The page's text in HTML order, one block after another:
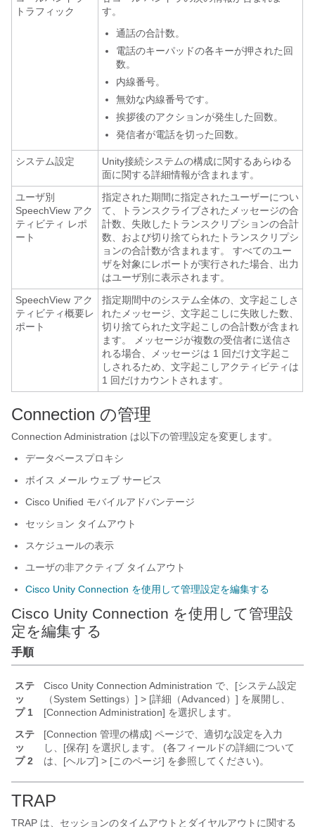
トラフィック
す。
通話の合計数。
電話のキーパッドの各キーが押された回
数。
内線番号。
無効な内線番号です。
挨拶後のアクションが発生した回数。
発信者が電話を切った回数。
システム設定
Unity接続システムの構成に関するあらゆる
面に関する詳細情報が含まれます。
ユーザ別
SpeechView アク
ティビティ レポ
ート
指定された期間に指定されたユーザーについ
て、トランスクライブされたメッセージの合
計数、失敗したトランスクリプションの合計
数、および切り捨てられたトランスクリプシ
ョンの合計数が含まれます。 すべてのユー
ザを対象にレポートが実行された場合、出力
はユーザ別に表示されます。
SpeechView アク
ティビティ概要レ
ポート
指定期間中のシステム全体の、文字起こしさ
れたメッセージ、文字起こしに失敗した数、
切り捨てられた文字起こしの合計数が含まれ
ます。 メッセージが複数の受信者に送信さ
れる場合、メッセージは 1 回だけ文字起こ
しされるため、文字起こしアクティビティは
1 回だけカウントされます。
Connection の管理
Connection Administration は以下の管理設定を変更します。
データベースプロキシ
ボイス メール ウェブ サービス
Cisco Unified モバイルアドバンテージ
セッション タイムアウト
スケジュールの表示
ユーザの非アクティブ タイムアウト
Cisco Unity Connection を使用して管理設定を編集する
Cisco Unity Connection を使用して管理設
定を編集する
手順
ステ
ッ
プ 1
Cisco Unity Connection Administration で、[システム設定
（System Settings）] > [詳細（Advanced）] を展開し、
[Connection Administration] を選択します。
ステ
ッ
プ 2
[Connection 管理の構成] ページで、適切な設定を入力
し、[保存] を選択します。 (各フィールドの詳細について
は、[ヘルプ] > [このページ] を参照してください)。
TRAP
TRAP は、セッションのタイムアウトとダイヤルアウトに関する